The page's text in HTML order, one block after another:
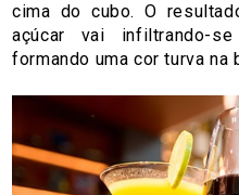
cima do cubo. O
açúcar vai infiltrando-
formando uma cor turva na